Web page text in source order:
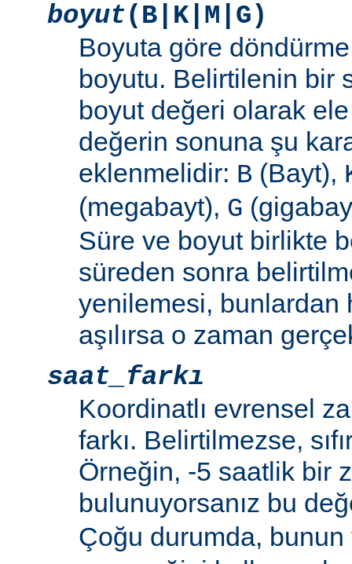
boyut(B|K|M|G)
Boyuta göre
boyutu. Belirtilenin bir
boyut değeri olarak ele
değerin sonuna şu
eklenmelidir: B (Bayt),
(megabayt), G
Süre ve boyut birlikte
süreden sonra
yenilemesi, bunlardan
aşılırsa o zaman
saat_farkı
Koordinatlı evrensel
farkı. Belirtilmezse,
Örneğin, -5 saatlik bir
bulunuyorsanız bu
Çoğu durumda,